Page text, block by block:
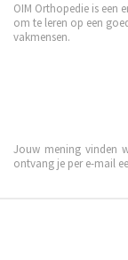
OIM Orthopedie is een
om te leren op een
vakmensen.
Jouw mening vinden
ontvang je per e-mail